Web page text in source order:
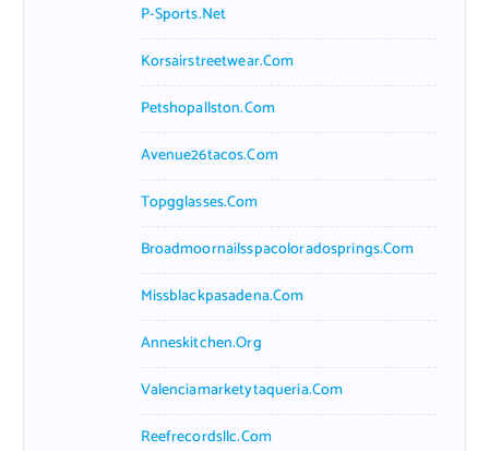
P-Sports.net
Korsairstreetwear.com
Petshopallston.com
Avenue26tacos.com
Topgglasses.com
Broadmoornailsspacoloradosprings.com
Missblackpasadena.com
Anneskitchen.org
Valenciamarketytaqueria.com
Reefrecordsllc.com